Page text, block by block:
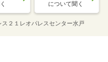
について聞く
ス２１レオパレスセンター水戸